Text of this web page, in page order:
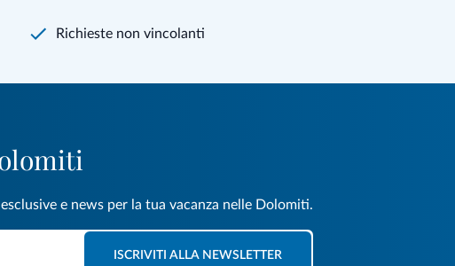
Richieste non vincolanti
e news per la tua vacanza nelle Dolomiti.
ISCRIVITI ALLA NEWSLETTER